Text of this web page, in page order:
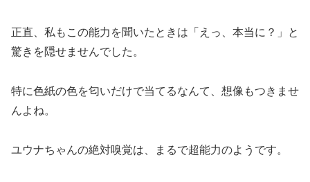
正直、私もこの能力を聞いたときは「えっ、本当に？」と
驚きを隠せませんでした。
特に色紙の色を匂いだけで当てるなんて、想像もつきませ
んよね。
ユウナちゃんの絶対嗅覚は、まるで超能力のようです。